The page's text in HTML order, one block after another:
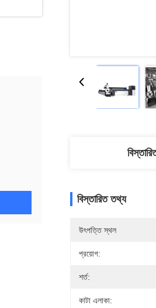
বিস্তারিত তথ্য
উৎপত্তি স্থল
প্রয়োগ:
শর্ত:
কাটা এলাকা: